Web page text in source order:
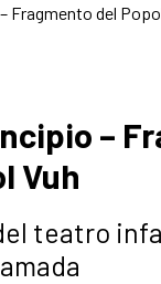
Fragmento del
–
Vuh
teatro